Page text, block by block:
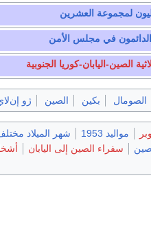
لمجموعة العشرين
الدائمون في مجلس الأمن
الصين-اليابان-كوريا الجنوبية
الصومال بكين الصين ژو
مواليد 1953 شهر الميلاد
سفراء الصين إلى اليابان